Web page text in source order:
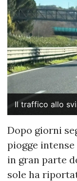
Il traffico allo
Dopo giorni
piogge
in gran parte
sole ha